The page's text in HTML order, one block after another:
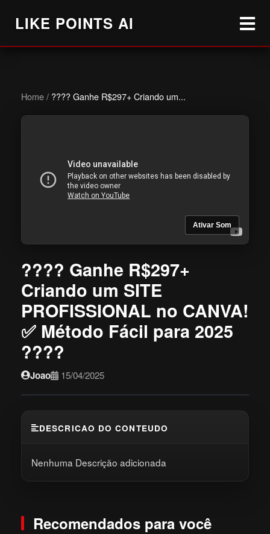
LIKE POINTS AI
Home/ ???? Ganhe R$297+ Criando um...
Ativar Som
???? Ganhe R$297+
Criando um SITE
PROFISSIONAL no CANVA!
✅ Método Fácil para 2025
????
Joao 15/04/2025
DESCRICAO DO CONTEUDO
Nenhuma Descrição adicionada
Recomendados para você